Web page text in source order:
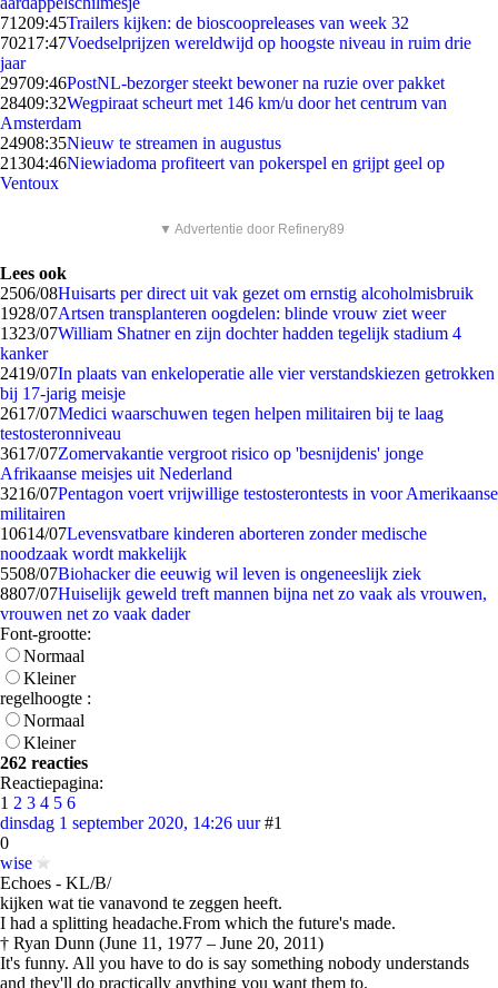
71209:45Trailers kijken: de bioscoopreleases van week 32
70217:47Voedselprijzen wereldwijd op hoogste niveau in ruim drie
jaar
29709:46PostNL-bezorger steekt bewoner na ruzie over pakket
28409:32Wegpiraat scheurt met 146 km/u door het centrum van
Amsterdam
24908:35Nieuw te streamen in augustus
21304:46Niewiadoma profiteert van pokerspel en grijpt geel op
Ventoux
▼ Advertentie door Refinery89
Lees ook
2506/08Huisarts per direct uit vak gezet om ernstig alcoholmisbruik
1928/07Artsen transplanteren oogdelen: blinde vrouw ziet weer
1323/07William Shatner en zijn dochter hadden tegelijk stadium 4
kanker
2419/07In plaats van enkeloperatie alle vier verstandskiezen getrokken
bij 17-jarig meisje
2617/07Medici waarschuwen tegen helpen militairen bij te laag
testosteronniveau
3617/07Zomervakantie vergroot risico op 'besnijdenis' jonge
Afrikaanse meisjes uit Nederland
3216/07Pentagon voert vrijwillige testosterontests in voor Amerikaanse
militairen
10614/07Levensvatbare kinderen aborteren zonder medische
noodzaak wordt makkelijk
5508/07Biohacker die eeuwig wil leven is ongeneeslijk ziek
8807/07Huiselijk geweld treft mannen bijna net zo vaak als vrouwen,
vrouwen net zo vaak dader
Font-grootte:
Normaal
Kleiner
regelhoogte :
Normaal
Kleiner
262 reacties
Reactiepagina:
1 2 3 4 5 6
dinsdag 1 september 2020, 14:26 uur #1
0
wise
Echoes - KL/B/
kijken wat tie vanavond te zeggen heeft.
I had a splitting headache.From which the future's made.
† Ryan Dunn (June 11, 1977 – June 20, 2011)
It's funny. All you have to do is say something nobody understands
and they'll do practically anything you want them to.